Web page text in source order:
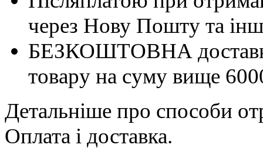
через Нову Пошту та
БЕЗКОШТОВНА
товару на суму вище
Детальніше про способи
Оплата і доставка.